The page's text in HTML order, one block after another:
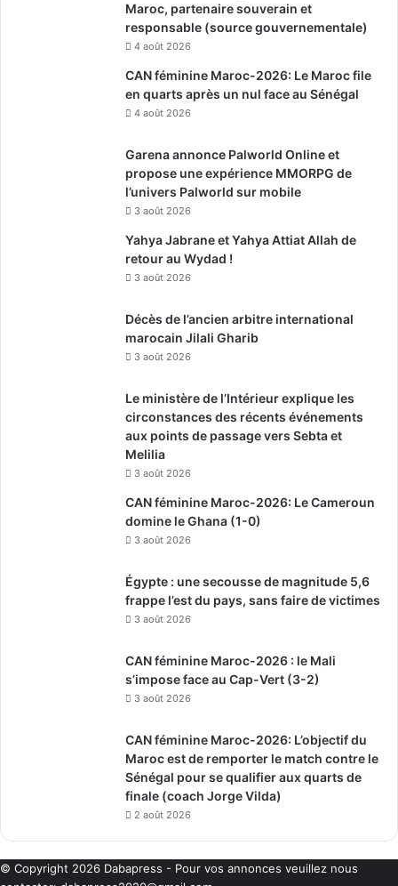
Maroc, partenaire souverain et
responsable (source gouvernementale)
4 août 2026
CAN féminine Maroc-2026: Le Maroc file
en quarts après un nul face au Sénégal
4 août 2026
Garena annonce Palworld Online et
propose une expérience MMORPG de
l’univers Palworld sur mobile
3 août 2026
Yahya Jabrane et Yahya Attiat Allah de
retour au Wydad !
3 août 2026
Décès de l’ancien arbitre international
marocain Jilali Gharib
3 août 2026
Le ministère de l’Intérieur explique les
circonstances des récents événements
aux points de passage vers Sebta et
Melilia
3 août 2026
CAN féminine Maroc-2026: Le Cameroun
domine le Ghana (1-0)
3 août 2026
Égypte : une secousse de magnitude 5,6
frappe l’est du pays, sans faire de victimes
3 août 2026
CAN féminine Maroc-2026 : le Mali
s’impose face au Cap-Vert (3-2)
3 août 2026
CAN féminine Maroc-2026: L’objectif du
Maroc est de remporter le match contre le
Sénégal pour se qualifier aux quarts de
finale (coach Jorge Vilda)
2 août 2026
© Copyright 2026 Dabapress - Pour vos annonces veuillez nous